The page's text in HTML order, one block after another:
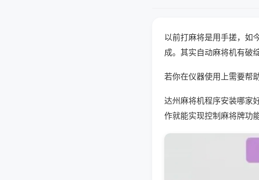
以前打麻将是用手搓，如
成。其实自动麻将机有破
若你在仪器使用上需要帮
达州麻将机程序安装哪家
作就能实现控制麻将牌功